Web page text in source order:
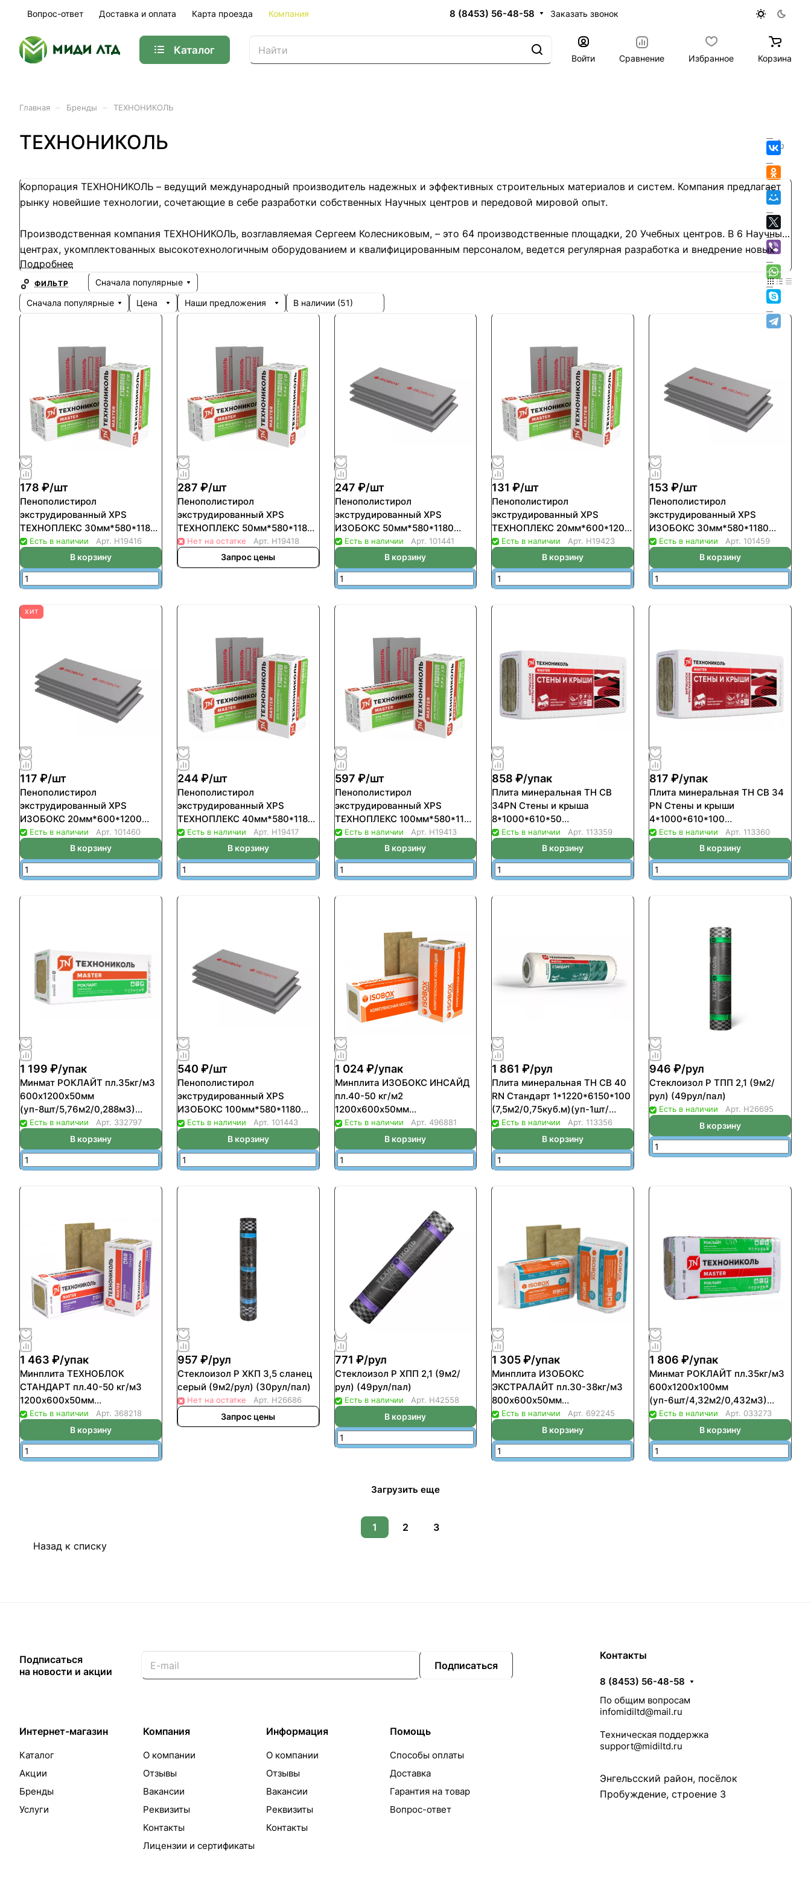
Вопрос-ответ Доставка и оплата Карта проезда Компания 8 (8453) 56-48-58 Заказать звонок
Каталог
Войти Сравнение Избранное Корзина
Главная Бренды ТЕХНОНИКОЛЬ
ТЕХНОНИКОЛЬ
Корпорация ТЕХНОНИКОЛЬ – ведущий международный производитель надежных и эффективных строительных материалов и систем. Компания предлагает
рынку новейшие технологии, сочетающие в себе разработки собственных Научных центров и передовой мировой опыт.
Производственная компания ТЕХНОНИКОЛЬ, возглавляемая Сергеем Колесниковым, – это 64 производственные площадки, 20 Учебных центров. В 6 Научных
центрах, укомплектованных высокотехнологичным оборудованием и квалифицированным персоналом, ведется регулярная разработка и внедрение новых
продуктов и решений для строительной отрасли.
Подробнее
ФИЛЬТР
Сначала популярные
Сначала популярные
Цена Наши предложения В наличии (51)
178 ₽/шт
Пенополистирол
экструдированный XPS
ТЕХНОПЛЕКС 30мм*580*1180
(уп-13шт/8,9кв.м/0.2669куб.м)
Есть в наличии Арт. Н19416
В корзину
287 ₽/шт
Пенополистирол
экструдированный XPS
ТЕХНОПЛЕКС 50мм*580*1180
(уп-8шт/5,47кв.м/0.2737куб.м)
Нет на остатке Арт. Н19418
Запрос цены
247 ₽/шт
Пенополистирол
экструдированный XPS
ИЗОБОКС 50мм*580*1180
(уп-8шт/5,47кв.м/0.2738куб.м)
Есть в наличии Арт. 101441
В корзину
131 ₽/шт
Пенополистирол
экструдированный XPS
ТЕХНОПЛЕКС 20мм*600*1200
(уп-20шт/14,4кв.м/0.288куб.м)
Есть в наличии Арт. Н19423
В корзину
153 ₽/шт
Пенополистирол
экструдированный XPS
ИЗОБОКС 30мм*580*1180
(уп-13шт/8,9кв.м/0.2669куб.м)
Есть в наличии Арт. 101459
В корзину
ХИТ
117 ₽/шт
Пенополистирол
экструдированный XPS
ИЗОБОКС 20мм*600*1200
(уп-20шт/14,4кв.м/0.288куб.м)
Есть в наличии Арт. 101460
В корзину
244 ₽/шт
Пенополистирол
экструдированный XPS
ТЕХНОПЛЕКС 40мм*580*1180
(уп-10шт/6,85кв.м/0.2738куб.м)
Есть в наличии Арт. Н19417
В корзину
597 ₽/шт
Пенополистирол
экструдированный XPS
ТЕХНОПЛЕКС 100мм*580*1180
(уп-4шт/2,7376кв.м/0.2738куб.м)
Есть в наличии Арт. Н19413
В корзину
858 ₽/упак
Плита минеральная ТН СВ
34PN Стены и крыша
8*1000*610*50
(4,88м2/0,244м3)(у8шт/
пал44шт) 20-25кг/м3
Есть в наличии Арт. 113359
В корзину
817 ₽/упак
Плита минеральная ТН СВ 34
PN Стены и крыши
4*1000*610*100
(2,4м2/0,244м3)(уп4шт/
пал44шт) 20-25кг/м3
Есть в наличии Арт. 113360
В корзину
1 199 ₽/упак
Минмат РОКЛАЙТ пл.35кг/м3
600х1200х50мм
(уп-8шт/5,76м2/0,288м3)
(24шт/пал)
Есть в наличии Арт. 332797
В корзину
540 ₽/шт
Пенополистирол
экструдированный XPS
ИЗОБОКС 100мм*580*1180
(уп-4шт/2,7376кв.м/0.2738куб.м)
Есть в наличии Арт. 101443
В корзину
1 024 ₽/упак
Минплита ИЗОБОКС ИНСАЙД
пл.40-50 кг/м2
1200х600х50мм
(уп-6шт/4,32м2/0,2160м3)
(32уп/пал)
Есть в наличии Арт. 496881
В корзину
1 861 ₽/рул
Плита минеральная ТН СВ 40
RN Стандарт 1*1220*6150*100
(7,5м2/0,75куб.м)(уп-1шт/
пал-36шт) 9-11кг/м3
Есть в наличии Арт. 113356
В корзину
946 ₽/рул
Стеклоизол Р ТПП 2,1 (9м2/
рул) (49рул/пал)
Есть в наличии Арт. Н26695
В корзину
1 463 ₽/упак
Минплита ТЕХНОБЛОК
СТАНДАРТ пл.40-50 кг/м3
1200х600х50мм
(уп-8шт/5,76м2/0,2880м3)
(24уп/пал)
Есть в наличии Арт. 368218
В корзину
957 ₽/рул
Стеклоизол Р ХКП 3,5 сланец
серый (9м2/рул) (30рул/пал)
Нет на остатке Арт. Н26686
Запрос цены
771 ₽/рул
Стеклоизол Р ХПП 2,1 (9м2/
рул) (49рул/пал)
Есть в наличии Арт. Н42558
В корзину
1 305 ₽/упак
Минплита ИЗОБОКС
ЭКСТРАЛАЙТ пл.30-38кг/м3
800х600х50мм
(уп-15шт/7,2м2/0,3600м3)
(36уп/пал)
Есть в наличии Арт. 692245
В корзину
1 806 ₽/упак
Минмат РОКЛАЙТ пл.35кг/м3
600х1200х100мм
(уп-6шт/4,32м2/0,432м3)
(16шт/пал)
Есть в наличии Арт. 033273
В корзину
Загрузить еще
1 2
3
Назад к списку
Подписаться
на новости и акции
Подписаться
Интернет-магазин
Каталог
Акции
Бренды
Услуги
Компания
О компании
Отзывы
Вакансии
Реквизиты
Контакты
Лицензии и сертификаты
Информация
О компании
Отзывы
Вакансии
Реквизиты
Контакты
Помощь
Способы оплаты
Доставка
Гарантия на товар
Вопрос-ответ
Контакты
8 (8453) 56-48-58
По общим вопросам
infomidiltd@mail.ru
Техническая поддержка
support@midiltd.ru
Энгельсский район, посёлок
Пробуждение, строение 3